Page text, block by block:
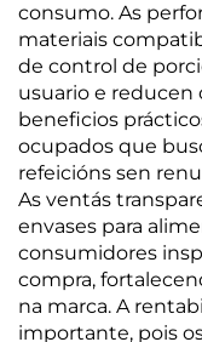
consumo. As
materiais
de control de
usuario e reducen
beneficios
ocupados que
refeicións sen
As ventás
envases para
consumidores
compra,
na marca. A
importante, pois